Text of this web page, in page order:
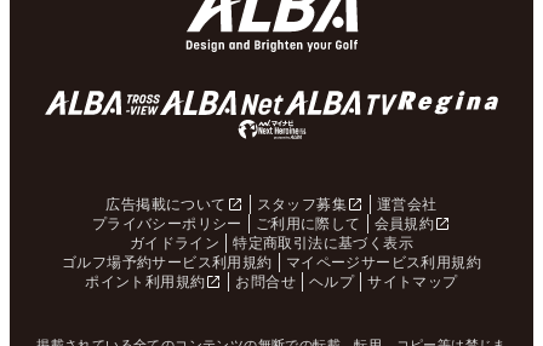
広告掲載について スタッフ募集
運営会社
プライバシーポリシー
ご利用に際して
会員規約
ガイドライン
特定商取引法に基づく表示
ゴルフ場予約サービス利用規約
マイページサービス利用規約
ポイント利用規約
お問合せ ヘルプ サイトマップ